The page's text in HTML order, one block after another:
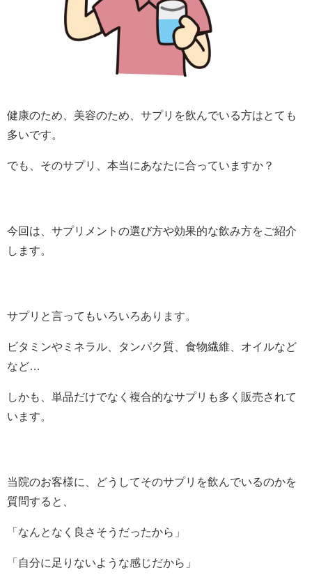
健康のため、美容のため、サプリを飲んでいる方はとても
多いです。
でも、そのサプリ、本当にあなたに合っていますか？
今回は、サプリメントの選び方や効果的な飲み方をご紹介
します。
サプリと言ってもいろいろあります。
ビタミンやミネラル、タンパク質、食物繊維、オイルなど
など…
しかも、単品だけでなく複合的なサプリも多く販売されて
います。
当院のお客様に、どうしてそのサプリを飲んでいるのかを
質問すると、
「なんとなく良さそうだったから」
「自分に足りないような感じだから」